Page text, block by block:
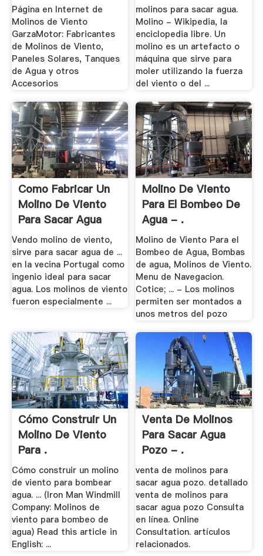
Página en Internet de
Molinos de Viento
GarzaMotor: Fabricantes
de Molinos de Viento,
Paneles Solares, Tanques
de Agua y otros
Accesorios
molinos para sacar agua.
Molino - Wikipedia, la
enciclopedia libre. Un
molino es un artefacto o
máquina que sirve para
moler utilizando la fuerza
del viento o del ...
Como Fabricar Un
Molino De Viento
Para Sacar Agua
Vendo molino de viento,
sirve para sacar agua de ...
en la vecina Portugal como
ingenio ideal para sacar
agua. Los molinos de viento
fueron especialmente ...
Molino De Viento
Para El Bombeo De
Agua - .
Molino de Viento Para el
Bombeo de Agua, Bombas
de agua, Molinos de Viento.
Menu de Navegacion.
Cotice; ... - Los molinos
permiten ser montados a
unos metros del pozo
Cómo Construir Un
Molino De Viento
Para .
Cómo construir un molino
de viento para bombear
agua. ... (Iron Man Windmill
Company: Molinos de
viento para bombeo de
agua) Read this article in
English: ...
Venta De Molinos
Para Sacar Agua
Pozo - .
venta de molinos para
sacar agua pozo. detallado
venta de molinos para
sacar agua pozo Consulta
en línea. Online
Consultation. artículos
relacionados.